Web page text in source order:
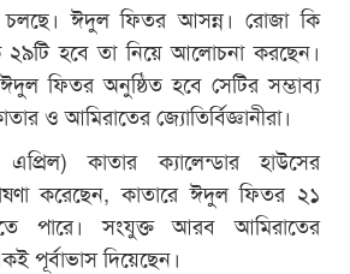
চলছে। ঈদুল ফিতর আসন্ন। রোজা কি
২৯টি হবে তা নিয়ে আলোচনা করছেন।
ফিতর অনুষ্ঠিত হবে সেটির সম্ভাব্য
ও আমিরাতের জ্যোতির্বিজ্ঞানীরা।
কাতার ক্যালেন্ডার হাউসের
করেছেন, কাতারে ঈদুল ফিতর ২১
পারে। সংযুক্ত আরব আমিরাতের
পূর্বাভাস দিয়েছেন।